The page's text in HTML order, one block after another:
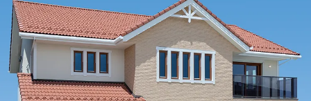
他のABCハウジング ABCハウジングトップ
マイページ アカウント登録